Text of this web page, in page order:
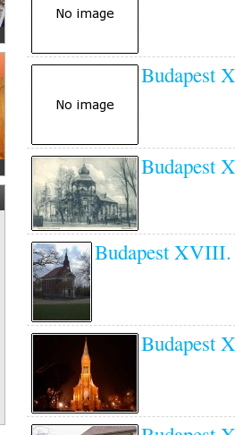
Budapest
Budapest
Budapest XVIII.
Budapest